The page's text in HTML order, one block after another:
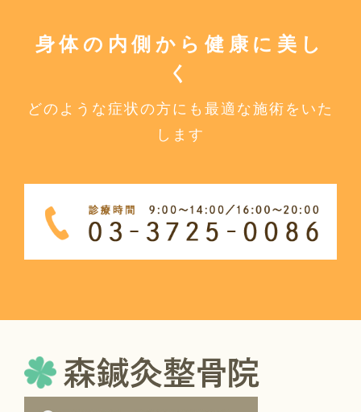
身体の内側から健康に美し
く
どのような症状の方にも最適な施術をいた
します